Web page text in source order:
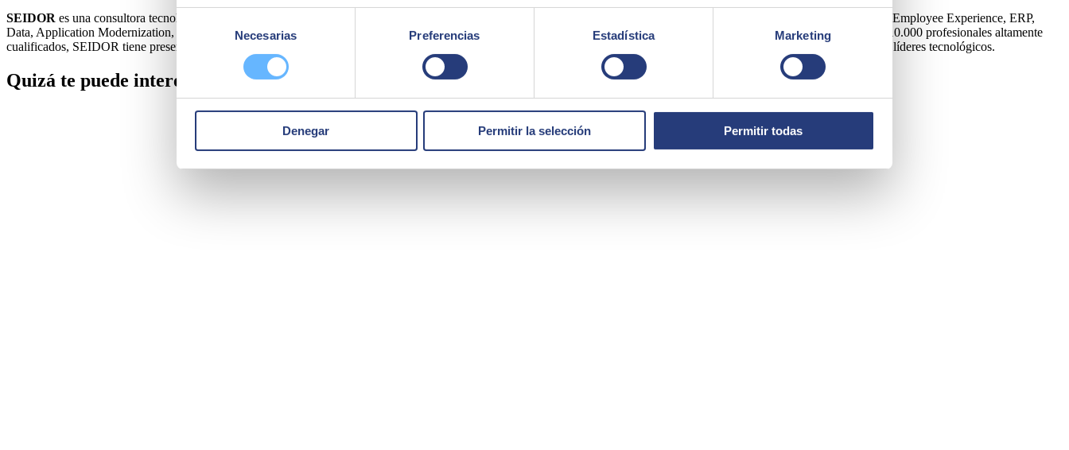
Selección
consentimiento
Necesarias Preferencias Estadística Marketing
Denegar Permitir la selección Permitir todas
SEIDOR es una consultora tecnológica que ofrece un portafolio integral de soluciones y servicios que cubren los ámbitos de Inteligencia Artificial, Edge, Customer Experience, Employee Experience, ERP,
Data, Application Modernization, Cloud, Conectividad y Ciberseguridad. Con una facturación de 894 millones de euros en el ejercicio 2023 y una plantilla formada por más de 10.000 profesionales altamente
cualificados, SEIDOR tiene presencia directa en 45 países de Europa, América Latina, Estados Unidos, Oriente Medio, África y Asia. La consultora es partner de los principales líderes tecnológicos.
Quizá te puede interesar